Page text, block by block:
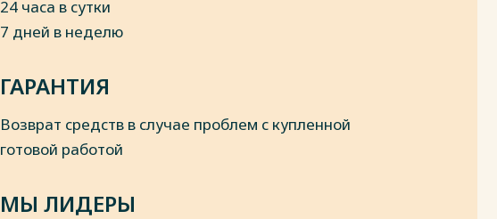
24 часа в сутки
7 дней в неделю
ГАРАНТИЯ
Возврат средств в случае проблем с купленной
готовой работой
МЫ ЛИДЕРЫ